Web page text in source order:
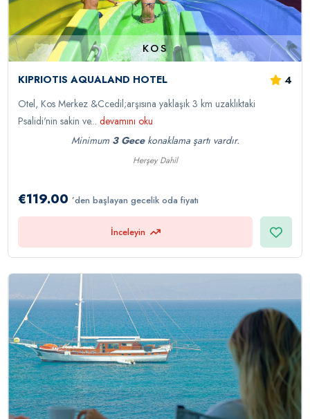
KOS
KIPRIOTIS AQUALAND HOTEL 4
Otel, Kos Merkez &Ccedil;arşısına yaklaşık 3 km uzaklıktaki
Psalidi'nin sakin ve...devamını oku
Minimum 3 Gecekonaklama şartı vardır.
Herşey Dahil
€119.00 ’den başlayan gecelik oda fiyatı
İnceleyin